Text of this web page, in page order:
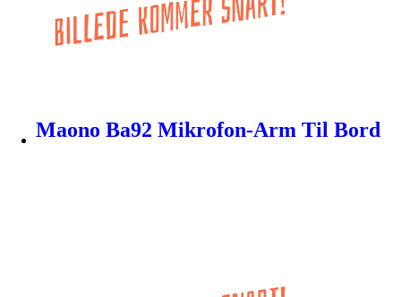
Maono Ba92 Mikrofon-Arm Til Bord